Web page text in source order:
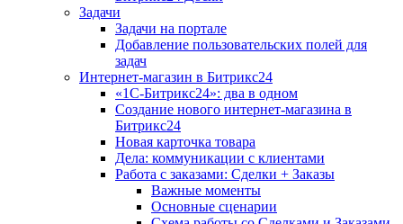
Задачи
Задачи на портале
Добавление пользовательских полей для
задач
Интернет-магазин в Битрикс24
«1С-Битрикс24»: два в одном
Создание нового интернет-магазина в
Битрикс24
Новая карточка товара
Дела: коммуникации с клиентами
Работа с заказами: Сделки + Заказы
Важные моменты
Основные сценарии